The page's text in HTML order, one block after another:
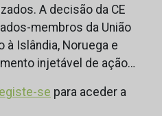
A decisão da CE
membros da União
à Islândia, Noruega e
injetável de ação…
se para aceder a